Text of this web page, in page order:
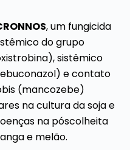
, um fungicida
do grupo
sistêmico
e contato
(mancozebe)
na cultura da soja e
na póscolheita
e melão.